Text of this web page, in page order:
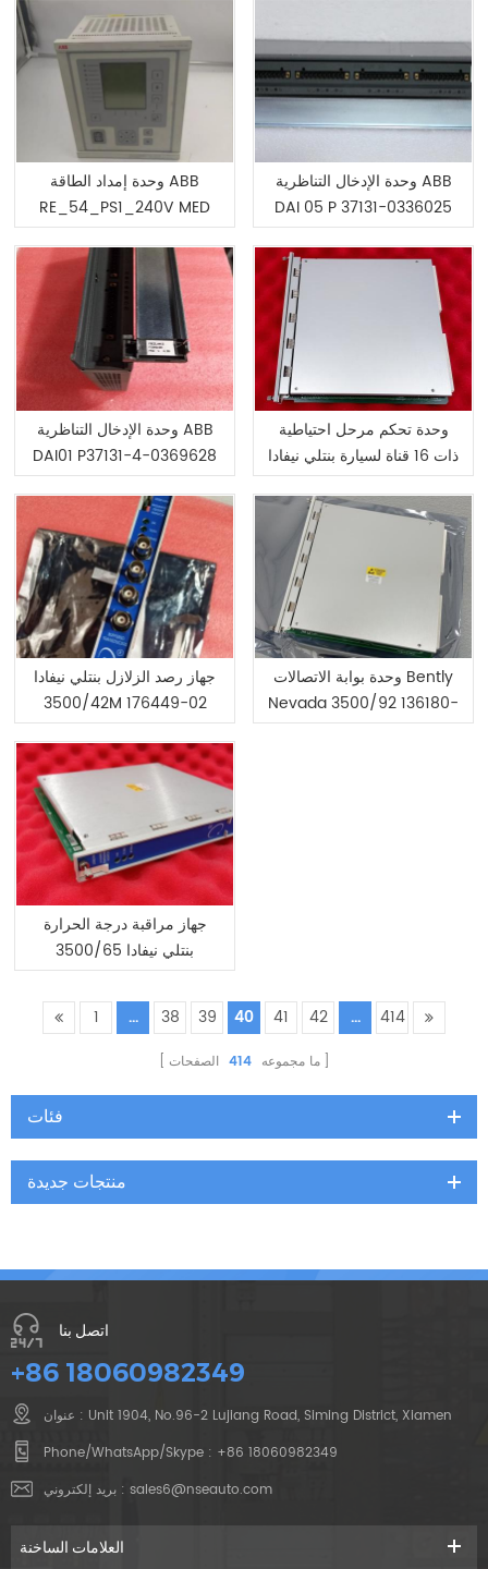
وحدة إمداد الطاقة ABB
RE_54_PS1_240V MED
1MRS050639E
وحدة الإدخال التناظرية ABB
DAI 05 P 37131-0336025
وحدة الإدخال التناظرية ABB
DAI01 P37131-4-0369628
وحدة تحكم مرحل احتياطية
ذات 16 قناة لسيارة بنتلي نيفادا
3500/33-01-02 149986-
01
جهاز رصد الزلازل بنتلي نيفادا
3500/42M 176449-02
وحدة بوابة الاتصالات Bently
Nevada 3500/92 136180-
01
جهاز مراقبة درجة الحرارة
بنتلي نيفادا 3500/65
145988-02 ذو 16 قناة
1
... 38 39 40 41 42 ... 414
ما مجموعه 414 الصفحات
فئات
منتجات جديدة
اتصل بنا
+86 18060982349
عنوان : Unit 1904, No.96-2 Lujiang Road, Siming District, Xiamen
Phone/WhatsApp/Skype : +86 18060982349
بريد إلكتروني : sales6@nseauto.com
العلامات الساخنة